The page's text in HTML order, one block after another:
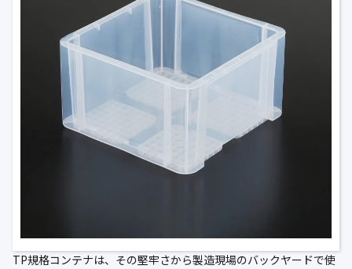
梱包資材
イラン情勢まとめ
公式ブログ
TP規格コンテナは、その堅牢さから製造現場のバックヤードで使